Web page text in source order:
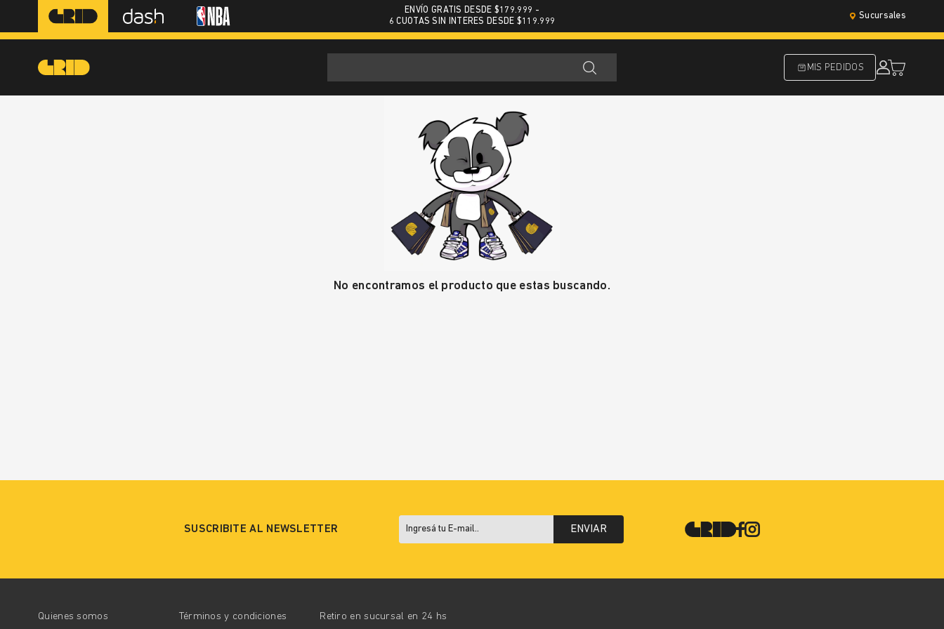
ENVÍO GRATIS DESDE $179.999 -
6 CUOTAS SIN INTERES DESDE $119.999
Sucursales
MIS PEDIDOS
No encontramos el producto que estas buscando.
SUSCRIBITE AL NEWSLETTER ENVIAR
Quienes somos Términos y condiciones Retiro en sucursal en 24 hs